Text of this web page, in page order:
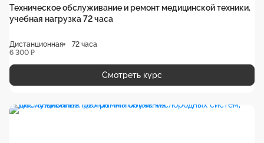
Техническое обслуживание и ремонт медицинской техники,
учебная нагрузка 72 часа
Дистанционная
72 часа
6 300 ₽
Смотреть курс